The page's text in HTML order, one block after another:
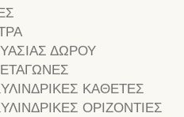
ΔΩΡΟΥ
ΚΑΘΕΤΕΣ
ΟΡΙΖΟΝΤΙΕΣ